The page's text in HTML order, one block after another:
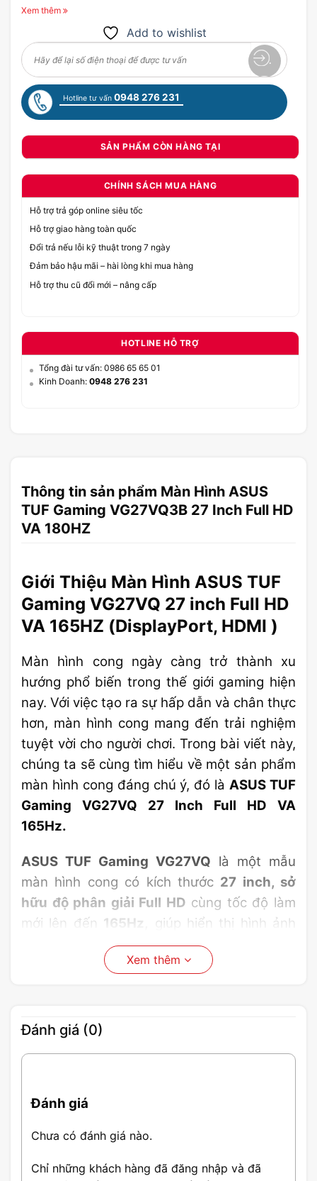
Xem thêm
Add to wishlist
Hotline tư vấn 0948 276 231
SẢN PHẨM CÒN HÀNG TẠI
CHÍNH SÁCH MUA HÀNG
Hỗ trợ trả góp online siêu tốc
Hỗ trợ giao hàng toàn quốc
Đổi trả nếu lỗi kỹ thuật trong 7 ngày
Đảm bảo hậu mãi – hài lòng khi mua hàng
Hỗ trợ thu cũ đổi mới – nâng cấp
HOTLINE HỖ TRỢ
Tổng đài tư vấn: 0986 65 65 01
Kinh Doanh: 0948 276 231
Thông tin sản phẩm Màn Hình ASUS
TUF Gaming VG27VQ3B 27 Inch Full HD
VA 180HZ
Giới Thiệu Màn Hình ASUS TUF
Gaming VG27VQ 27 inch Full HD
VA 165HZ (DisplayPort, HDMI )
Màn hình cong ngày càng trở thành xu
hướng phổ biến trong thế giới gaming hiện
nay. Với việc tạo ra sự hấp dẫn và chân thực
hơn, màn hình cong mang đến trải nghiệm
tuyệt vời cho người chơi. Trong bài viết này,
chúng ta sẽ cùng tìm hiểu về một sản phẩm
màn hình cong đáng chú ý, đó làASUS TUF
Gaming VG27VQ 27 Inch Full HD VA
165Hz.
ASUS TUF Gaming VG27VQ là một mẫu
màn hình cong có kích thước 27 inch, sở
hữu độ phân giải Full HD cùng tốc độ làm
mới lên đến 165Hz,
giúp hiển thị hình ảnh
mượt mà và chân thực. Với công nghệ panel
VA, màn hình này mang lại góc nhìn rộng và
Xem thêm
Đánh giá (0)
Đánh giá
Chưa có đánh giá nào.
Chỉ những khách hàng đã đăng nhập và đã